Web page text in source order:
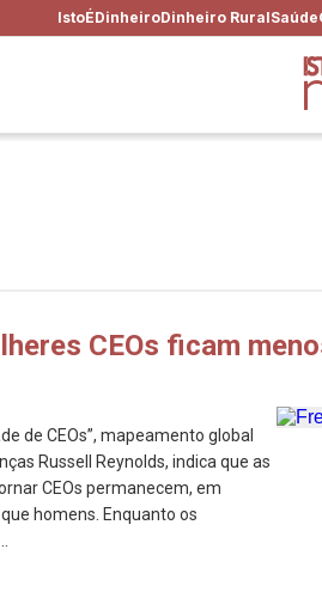
IstoÉDinheiroDinheiro RuralSaúde
CEOs ficam
de CEOs”, mapeamento global
Russell Reynolds, indica que as
CEOs permanecem, em
homens. Enquanto os